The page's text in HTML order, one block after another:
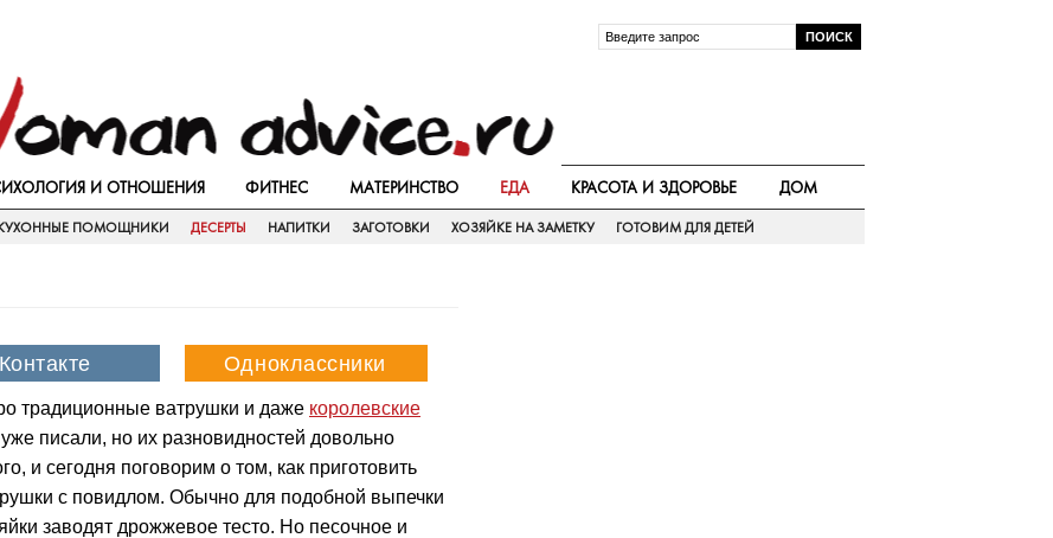
И ОТНОШЕНИЯ ФИТНЕС МАТЕРИНСТВО ЕДА КРАСОТА И ЗДОРОВЬЕ ДОМ
ПОМОЩНИКИ ДЕСЕРТЫ НАПИТКИ ЗАГОТОВКИ ХОЗЯЙКЕ НА ЗАМЕТКУ ГОТОВИМ ДЛЯ ДЕТЕЙ
традиционные ватрушки и даже королевские
писали, но их разновидностей довольно
и сегодня поговорим о том, как приготовить
с повидлом. Обычно для подобной выпечки
заводят дрожжевое тесто. Но песочное и